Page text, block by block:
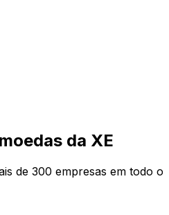
da XE
de 300 empresas em todo o